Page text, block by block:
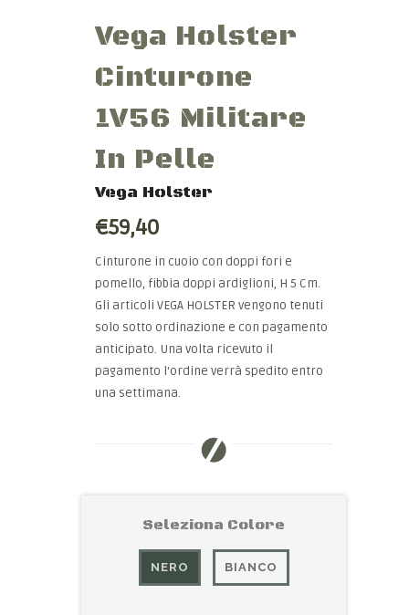
Vega Holster
Cinturone
1V56 Militare
In Pelle
Vega Holster
€59,40
Cinturone in cuoio con doppi fori e
pomello, fibbia doppi ardiglioni, H 5 Cm.
Gli articoli VEGA HOLSTER vengono tenuti
solo sotto ordinazione e con pagamento
anticipato. Una volta ricevuto il
pagamento l'ordine verrà spedito entro
una settimana.
Seleziona Colore
NERO BIANCO